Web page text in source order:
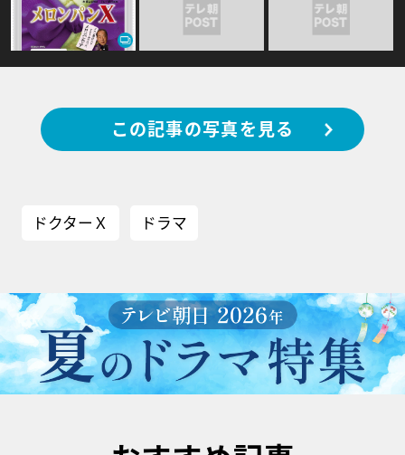
この記事の写真を見る
ドクターＸ ドラマ